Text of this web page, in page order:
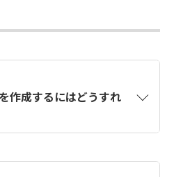
作成するにはどうすれ